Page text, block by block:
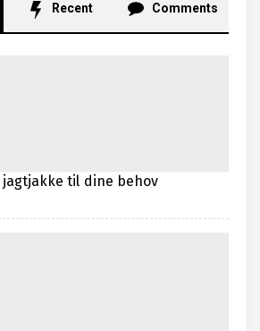
Recent Comments
til dine behov